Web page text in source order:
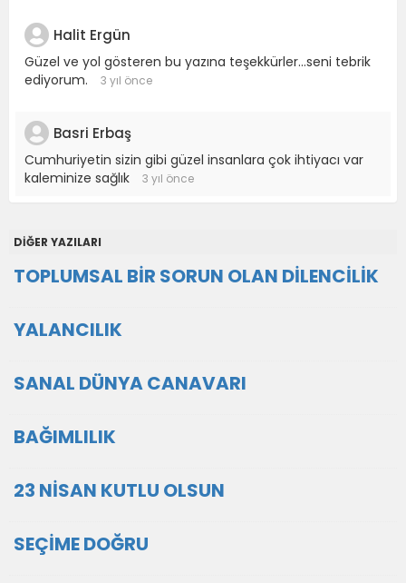
Halit Ergün
Güzel ve yol gösteren bu yazına teşekkürler...seni tebrik
ediyorum.
3 yıl önce
Basri Erbaş
Cumhuriyetin sizin gibi güzel insanlara çok ihtiyacı var
kaleminize sağlık
3 yıl önce
DİĞER YAZILARI
TOPLUMSAL BİR SORUN OLAN DİLENCİLİK
YALANCILIK
SANAL DÜNYA CANAVARI
BAĞIMLILIK
23 NİSAN KUTLU OLSUN
SEÇİME DOĞRU